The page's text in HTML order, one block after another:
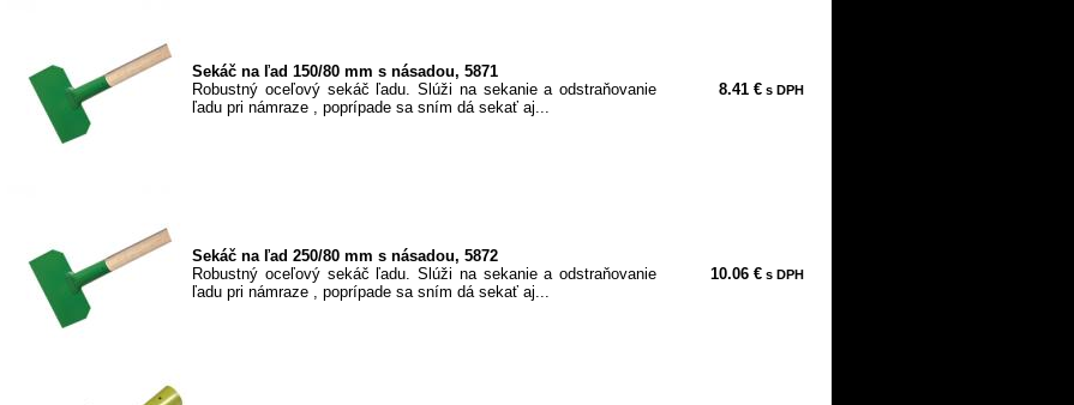
Sekáč na ľad 150/80 mm s násadou, 5871
Robustný oceľový sekáč ľadu. Slúži na sekanie a odstraňovanie
ľadu pri námraze , poprípade sa sním dá sekať aj...
8.41 € s DPH
Sekáč na ľad 250/80 mm s násadou, 5872
Robustný oceľový sekáč ľadu. Slúži na sekanie a odstraňovanie
ľadu pri námraze , poprípade sa sním dá sekať aj...
10.06 € s DPH